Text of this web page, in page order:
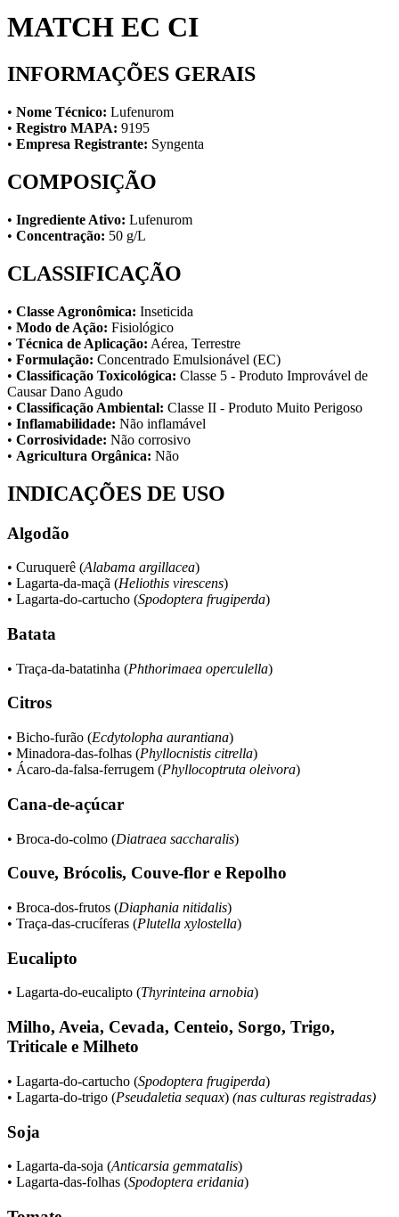
MATCH EC CI
INFORMAÇÕES GERAIS
• Nome Técnico: Lufenurom
• Registro MAPA: 9195
• Empresa Registrante: Syngenta
COMPOSIÇÃO
• Ingrediente Ativo: Lufenurom
• Concentração: 50 g/L
CLASSIFICAÇÃO
• Classe Agronômica: Inseticida
• Modo de Ação: Fisiológico
• Técnica de Aplicação: Aérea, Terrestre
• Formulação: Concentrado Emulsionável (EC)
• Classificação Toxicológica: Classe 5 - Produto Improvável de
Causar Dano Agudo
• Classificação Ambiental: Classe II - Produto Muito Perigoso
• Inflamabilidade: Não inflamável
• Corrosividade: Não corrosivo
• Agricultura Orgânica: Não
INDICAÇÕES DE USO
Algodão
• Curuquerê (Alabama argillacea)
• Lagarta-da-maçã (Heliothis virescens)
• Lagarta-do-cartucho (Spodoptera frugiperda)
Batata
• Traça-da-batatinha (Phthorimaea operculella)
Citros
• Bicho-furão (Ecdytolopha aurantiana)
• Minadora-das-folhas (Phyllocnistis citrella)
• Ácaro-da-falsa-ferrugem (Phyllocoptruta oleivora)
Cana-de-açúcar
• Broca-do-colmo (Diatraea saccharalis)
Couve, Brócolis, Couve-flor e Repolho
• Broca-dos-frutos (Diaphania nitidalis)
• Traça-das-crucíferas (Plutella xylostella)
Eucalipto
• Lagarta-do-eucalipto (Thyrinteina arnobia)
Milho, Aveia, Cevada, Centeio, Sorgo, Trigo,
Triticale e Milheto
• Lagarta-do-cartucho (Spodoptera frugiperda)
• Lagarta-do-trigo (Pseudaletia sequax) (nas culturas registradas)
Soja
• Lagarta-da-soja (Anticarsia gemmatalis)
• Lagarta-das-folhas (Spodoptera eridania)